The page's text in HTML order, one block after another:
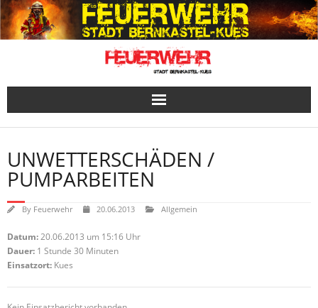
Skip
to
content
UNWETTERSCHÄDEN /
PUMPARBEITEN
By Feuerwehr 20.06.2013 Allgemein
Datum:20.06.2013 um 15:16 Uhr
Dauer: 1 Stunde 30 Minuten
Einsatzort: Kues